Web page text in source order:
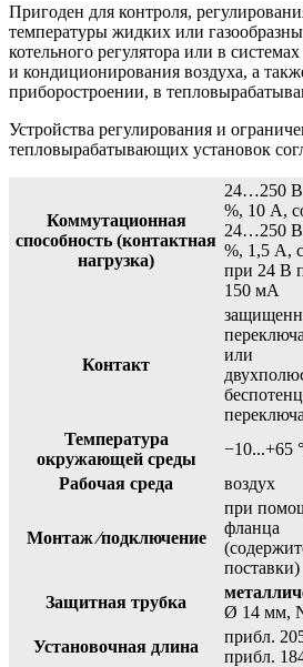
Пригоден для контроля,
температуры жидких или
котельного регулятора или в
и кондиционирования воздуха, а
приборостроении, в
Устройства регулирования и
тепловырабатывающих установок
Коммутационная
способность (контактная
нагрузка)
24…250 B
%, 10 A,
24…250 B
%, 1,5 A,
при 24 B
150 мА
Контакт
или
Температура
окружающей среды
−10...+65
Рабочая среда
воздух
Монтаж ⁄подключение
при
фланца
поставки)
Защитная трубка
Ø 14 мм,
Установочная длина
прибл.
прибл.